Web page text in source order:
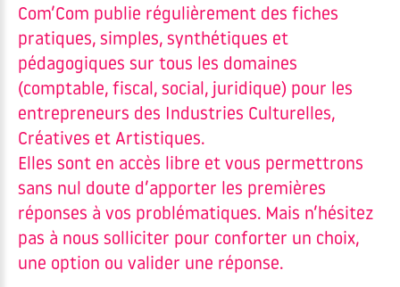
Com’Com publie régulièrement des fiches
pratiques, simples, synthétiques et
pédagogiques sur tous les domaines
(comptable, fiscal, social, juridique) pour les
entrepreneurs des Industries Culturelles,
Créatives et Artistiques.
Elles sont en accès libre et vous permettrons
sans nul doute d’apporter les premières
réponses à vos problématiques. Mais n’hésitez
pas à nous solliciter pour conforter un choix,
une option ou valider une réponse.